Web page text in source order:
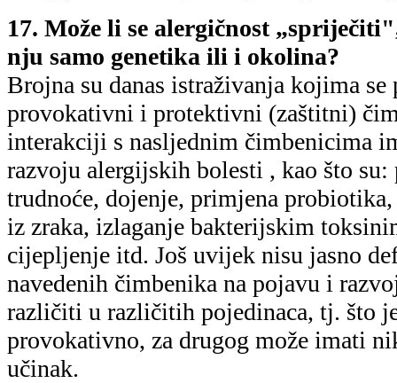
17. Može li se alergičnost
nju samo genetika ili i okolina?
Brojna su danas istraživanja kojima
provokativni i protektivni (zaštitni)
interakciji s nasljednim čimbenicima
razvoju alergijskih bolesti , kao što
trudnoće, dojenje, primjena
iz zraka, izlaganje bakterijskim
cijepljenje itd. Još uvijek nisu jasno
navedenih čimbenika na pojavu i
različiti u različitih pojedinaca, tj. što
provokativno, za drugog može imati
učinak.